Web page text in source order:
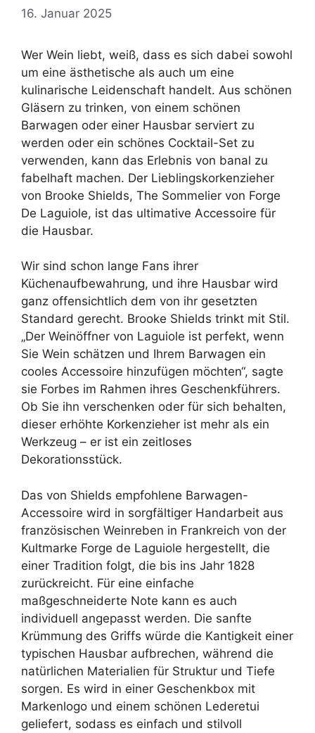
16. Januar 2025
Wer Wein liebt, weiß, dass es sich dabei sowohl
um eine ästhetische als auch um eine
kulinarische Leidenschaft handelt. Aus schönen
Gläsern zu trinken, von einem schönen
Barwagen oder einer Hausbar serviert zu
werden oder ein schönes Cocktail-Set zu
verwenden, kann das Erlebnis von banal zu
fabelhaft machen. Der Lieblingskorkenzieher
von Brooke Shields, The Sommelier von Forge
De Laguiole, ist das ultimative Accessoire für
die Hausbar.
Wir sind schon lange Fans ihrer
Küchenaufbewahrung, und ihre Hausbar wird
ganz offensichtlich dem von ihr gesetzten
Standard gerecht. Brooke Shields trinkt mit Stil.
„Der Weinöffner von Laguiole ist perfekt, wenn
Sie Wein schätzen und Ihrem Barwagen ein
cooles Accessoire hinzufügen möchten“, sagte
sie Forbes im Rahmen ihres Geschenkführers.
Ob Sie ihn verschenken oder für sich behalten,
dieser erhöhte Korkenzieher ist mehr als ein
Werkzeug – er ist ein zeitloses
Dekorationsstück.
Das von Shields empfohlene Barwagen-
Accessoire wird in sorgfältiger Handarbeit aus
französischen Weinreben in Frankreich von der
Kultmarke Forge de Laguiole hergestellt, die
einer Tradition folgt, die bis ins Jahr 1828
zurückreicht. Für eine einfache
maßgeschneiderte Note kann es auch
individuell angepasst werden. Die sanfte
Krümmung des Griffs würde die Kantigkeit einer
typischen Hausbar aufbrechen, während die
natürlichen Materialien für Struktur und Tiefe
sorgen. Es wird in einer Geschenkbox mit
Markenlogo und einem schönen Lederetui
geliefert, sodass es einfach und stilvoll